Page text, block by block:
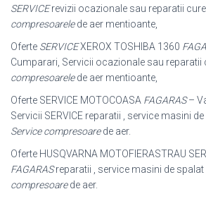
SERVICErevizii ocazionale sau reparatii
compresoarelede aer mentioante,
Oferte SERVICEXEROX TOSHIBA 1360
Cumparari, Servicii ocazionale sau reparatii
compresoarelede aer mentioante,
Oferte SERVICE MOTOCOASA FAGARAS–
Servicii SERVICE reparatii , service masini
Service compresoarede aer.
Oferte HUSQVARNA MOTOFIERASTRAU
FAGARASreparatii , service masini de spalat
compresoarede aer.